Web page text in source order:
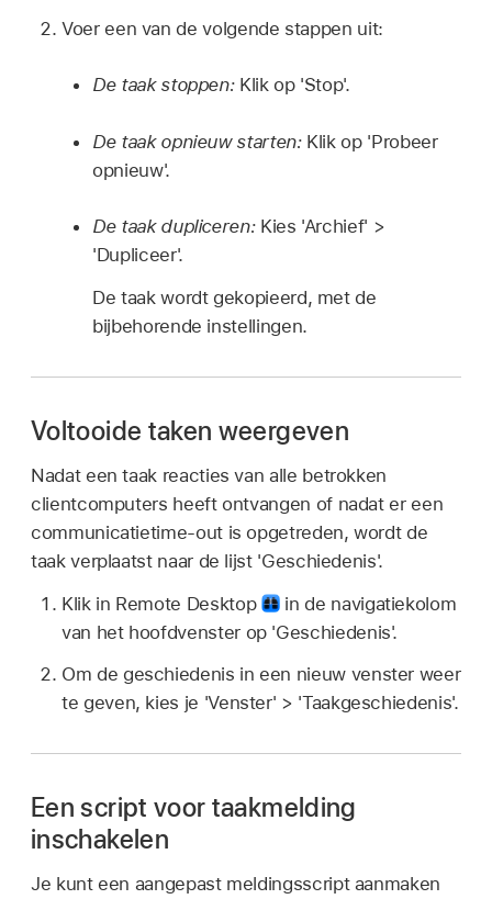
Voer een van de volgende stappen uit:
De taak stoppen:Klik op 'Stop'.
De taak opnieuw starten:Klik op 'Probeer
opnieuw'.
De taak dupliceren:Kies 'Archief' >
'Dupliceer'.
De taak wordt gekopieerd, met de
bijbehorende instellingen.
Voltooide taken weergeven
Nadat een taak reacties van alle betrokken
clientcomputers heeft ontvangen of nadat er een
communicatietime-out is opgetreden, wordt de
taak verplaatst naar de lijst 'Geschiedenis'.
Klik in Remote Desktop
in de navigatiekolom
van het hoofdvenster op 'Geschiedenis'.
Om de geschiedenis in een nieuw venster weer
te geven, kies je 'Venster' > 'Taakgeschiedenis'.
Een script voor taakmelding
inschakelen
Je kunt een aangepast meldingsscript aanmaken